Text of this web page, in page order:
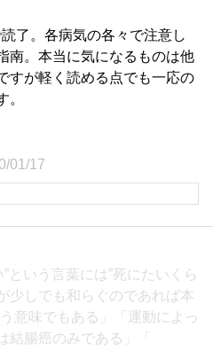
了。各病気の各々で注意し
南。本当に気になるものは他
すが軽く読める点でも一応の
。
01/17
”という言葉には”死にたいくら
少しでも和らぐのであれば本
意味でもある」「運動によっ
結腸癌のみである」「